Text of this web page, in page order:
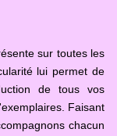
sur toutes les
lui permet de
de tous vos
Faisant
chacun